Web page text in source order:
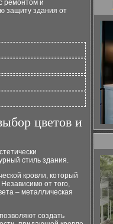
ремонтом и
защиту здания от
цветов и
стиль здания.
кровли, который
от того,
– металлическая
создать